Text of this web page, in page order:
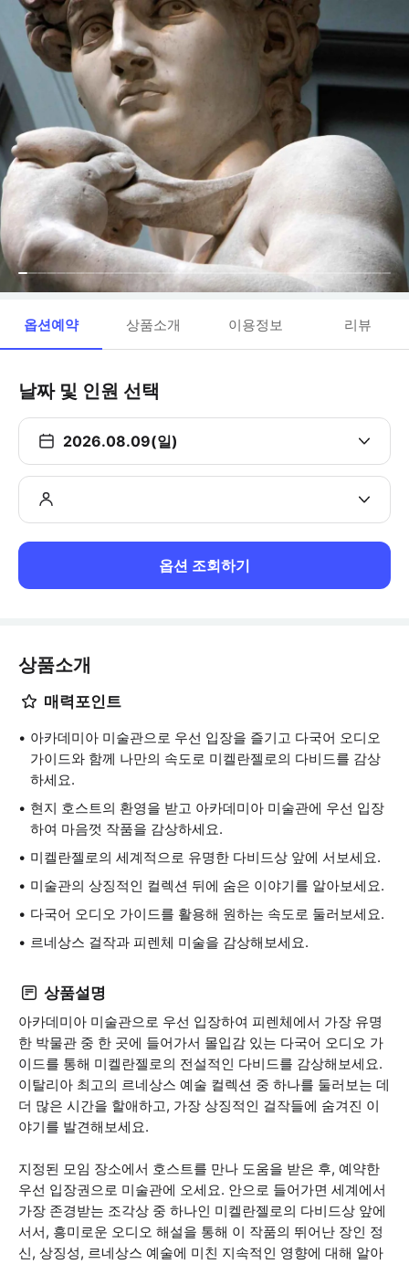
옵션예약 상품소개 이용정보 리뷰
날짜 및 인원 선택
2026.08.09(일)
옵션 조회하기
상품소개
매력포인트
아카데미아 미술관으로 우선 입장을 즐기고 다국어 오디오
가이드와 함께 나만의 속도로 미켈란젤로의 다비드를 감상
하세요.
현지 호스트의 환영을 받고 아카데미아 미술관에 우선 입장
하여 마음껏 작품을 감상하세요.
미켈란젤로의 세계적으로 유명한 다비드상 앞에 서보세요.
미술관의 상징적인 컬렉션 뒤에 숨은 이야기를 알아보세요.
다국어 오디오 가이드를 활용해 원하는 속도로 둘러보세요.
르네상스 걸작과 피렌체 미술을 감상해보세요.
상품설명
아카데미아 미술관으로 우선 입장하여 피렌체에서 가장 유명
한 박물관 중 한 곳에 들어가서 몰입감 있는 다국어 오디오 가
이드를 통해 미켈란젤로의 전설적인 다비드를 감상해보세요.
이탈리아 최고의 르네상스 예술 컬렉션 중 하나를 둘러보는 데
더 많은 시간을 할애하고, 가장 상징적인 걸작들에 숨겨진 이
야기를 발견해보세요.
지정된 모임 장소에서 호스트를 만나 도움을 받은 후, 예약한
우선 입장권으로 미술관에 오세요. 안으로 들어가면 세계에서
가장 존경받는 조각상 중 하나인 미켈란젤로의 다비드상 앞에
서서, 흥미로운 오디오 해설을 통해 이 작품의 뛰어난 장인 정
신, 상징성, 르네상스 예술에 미친 지속적인 영향에 대해 알아